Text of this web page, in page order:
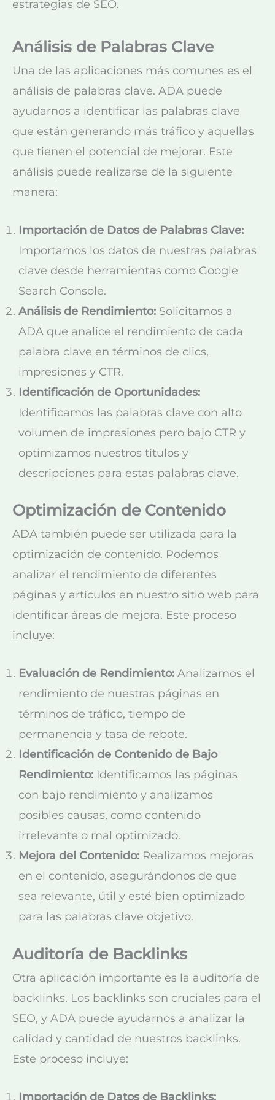
estrategias de SEO.
Análisis de Palabras Clave
Una de las aplicaciones más comunes es el
análisis de palabras clave. ADA puede
ayudarnos a identificar las palabras clave
que están generando más tráfico y aquellas
que tienen el potencial de mejorar. Este
análisis puede realizarse de la siguiente
manera:
Importación de Datos de Palabras Clave:
Importamos los datos de nuestras palabras
clave desde herramientas como Google
Search Console.
Análisis de Rendimiento: Solicitamos a
ADA que analice el rendimiento de cada
palabra clave en términos de clics,
impresiones y CTR.
Identificación de Oportunidades:
Identificamos las palabras clave con alto
volumen de impresiones pero bajo CTR y
optimizamos nuestros títulos y
descripciones para estas palabras clave.
Optimización de Contenido
ADA también puede ser utilizada para la
optimización de contenido. Podemos
analizar el rendimiento de diferentes
páginas y artículos en nuestro sitio web para
identificar áreas de mejora. Este proceso
incluye:
Evaluación de Rendimiento: Analizamos el
rendimiento de nuestras páginas en
términos de tráfico, tiempo de
permanencia y tasa de rebote.
Identificación de Contenido de Bajo
Rendimiento: Identificamos las páginas
con bajo rendimiento y analizamos
posibles causas, como contenido
irrelevante o mal optimizado.
Mejora del Contenido: Realizamos mejoras
en el contenido, asegurándonos de que
sea relevante, útil y esté bien optimizado
para las palabras clave objetivo.
Auditoría de Backlinks
Otra aplicación importante es la auditoría de
backlinks. Los backlinks son cruciales para el
SEO, y ADA puede ayudarnos a analizar la
calidad y cantidad de nuestros backlinks.
Este proceso incluye:
Importación de Datos de Backlinks: